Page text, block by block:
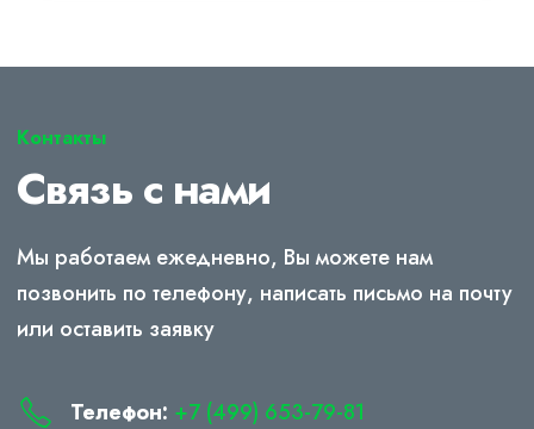
Контакты
Связь с нами
Мы работаем ежедневно, Вы можете нам
позвонить по телефону, написать письмо на почту
или оставить заявку
Телефон: +7 (499) 653-79-81